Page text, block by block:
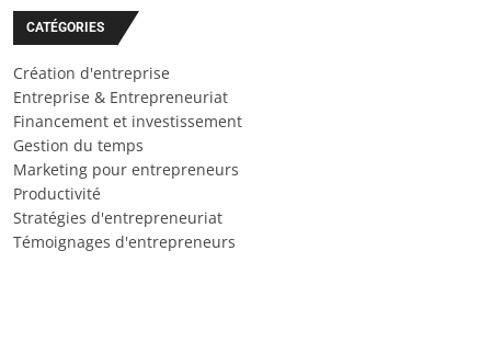
CATÉGORIES
Création d'entreprise
Entreprise & Entrepreneuriat
Financement et investissement
Gestion du temps
Marketing pour entrepreneurs
Productivité
Stratégies d'entrepreneuriat
Témoignages d'entrepreneurs